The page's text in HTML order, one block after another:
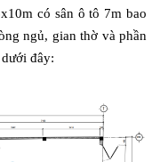
có sân ô tô 7m bao
ngủ, gian thờ và phần
đây: